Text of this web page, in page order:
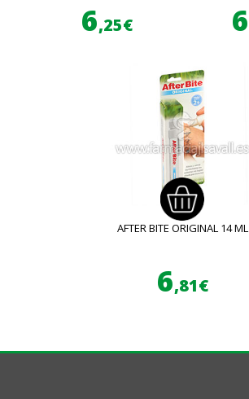
6,25€ 6
AFTER BITE ORIGINAL 14 ML
6,81€